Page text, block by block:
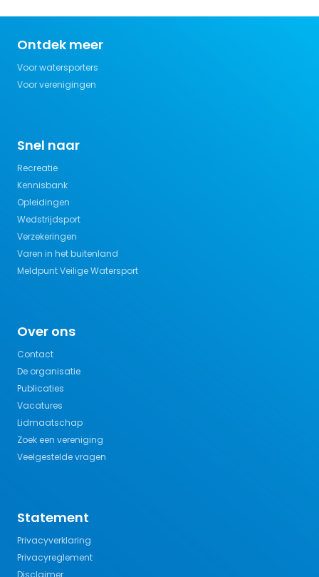
Ontdek meer
Voor watersporters
Voor verenigingen
Snel naar
Recreatie
Kennisbank
Opleidingen
Wedstrijdsport
Verzekeringen
Varen in het buitenland
Meldpunt Veilige Watersport
Over ons
Contact
De organisatie
Publicaties
Vacatures
Lidmaatschap
Zoek een vereniging
Veelgestelde vragen
Statement
Privacyverklaring
Privacyreglement